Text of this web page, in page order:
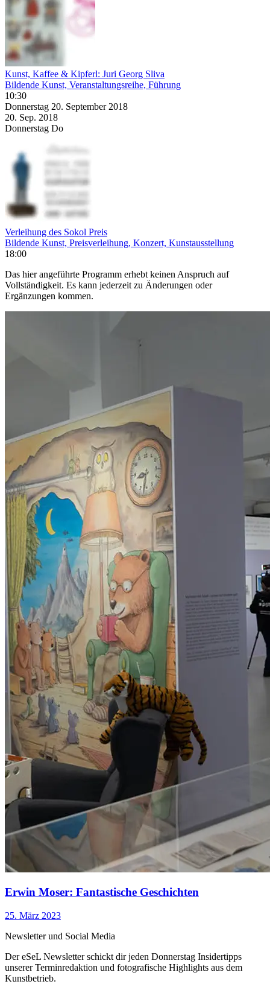
Kunst, Kaffee & Kipferl: Juri Georg Sliva
Bildende Kunst, Veranstaltungsreihe, Führung
10:30
Donnerstag 20. September 2018
20. Sep. 2018
Donnerstag Do
Verleihung des Sokol Preis
Bildende Kunst, Preisverleihung, Konzert, Kunstausstellung
18:00
Das hier angeführte Programm erhebt keinen Anspruch auf
Vollständigkeit. Es kann jederzeit zu Änderungen oder
Ergänzungen kommen.
Erwin Moser: Fantastische Geschichten
25. März 2023
Newsletter und Social Media
Der eSeL Newsletter schickt dir jeden Donnerstag Insidertipps
unserer Terminredaktion und fotografische Highlights aus dem
Kunstbetrieb.